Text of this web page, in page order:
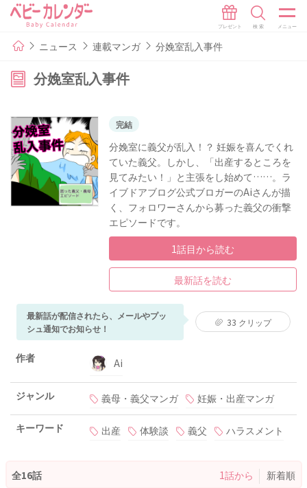
ニュース 連載マンガ 分娩室乱入事件
分娩室乱入事件
完結
分娩室に義父が乱入！？ 妊娠を喜んでくれ
ていた義父。しかし、「出産するところを
見てみたい！」と主張をし始めて……。ラ
イブドアブログ公式ブロガーのAiさんが描
く、フォロワーさんから募った義父の衝撃
エピソードです。
1話目から読む
最新話を読む
最新話が配信されたら、メールやプッ
シュ通知でお知らせ！
33 クリップ
作者 Ai
ジャンル 義母・義父マンガ 妊娠・出産マンガ
キーワード 出産 体験談 義父 ハラスメント
全16話 1話から 新着順